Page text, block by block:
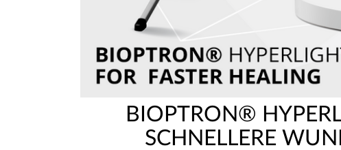
BIOPTRON®
SCHNELLERE